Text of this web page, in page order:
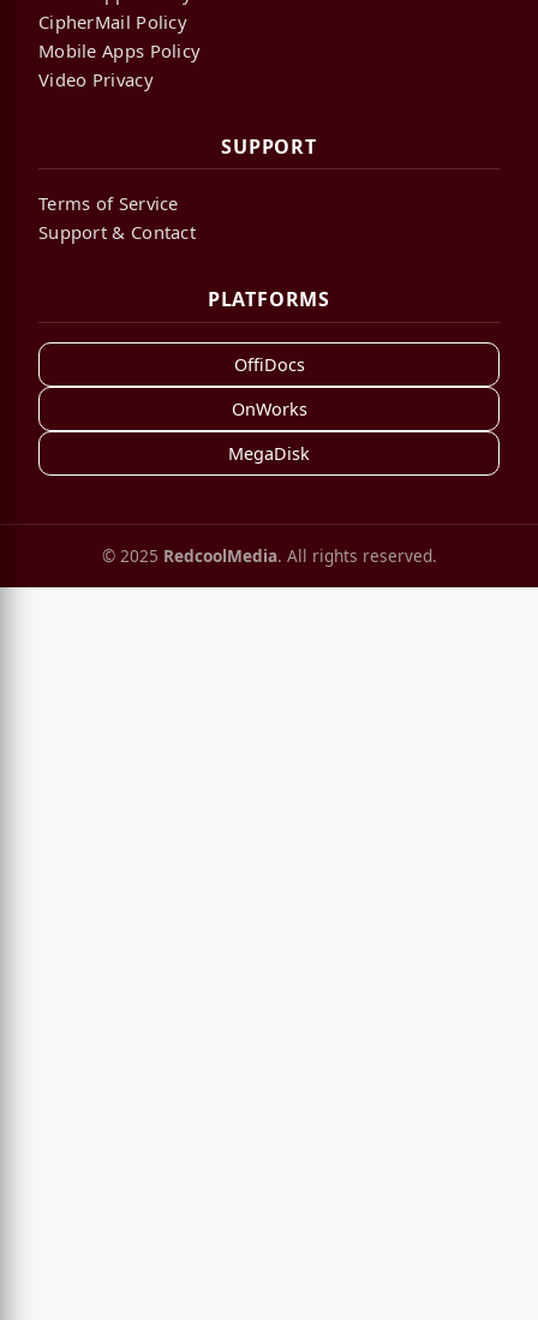
CipherMail Policy
Mobile Apps Policy
Video Privacy
SUPPORT
Terms of Service
Support & Contact
PLATFORMS
OffiDocs
OnWorks
MegaDisk
© 2025 RedcoolMedia. All rights reserved.